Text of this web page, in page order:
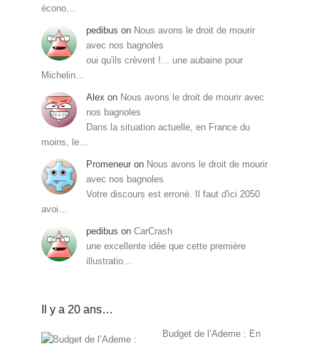
écono…
pedibus on Nous avons le droit de mourir
avec nos bagnoles
oui qu'ils crèvent !... une aubaine pour
Michelin…
Alex on Nous avons le droit de mourir avec
nos bagnoles
Dans la situation actuelle, en France du
moins, le…
Promeneur on Nous avons le droit de mourir
avec nos bagnoles
Votre discours est erroné. Il faut d'ici 2050
avoi…
pedibus on CarCrash
une excellente idée que cette première
illustratio…
Il y a 20 ans…
Budget de l’Ademe : En